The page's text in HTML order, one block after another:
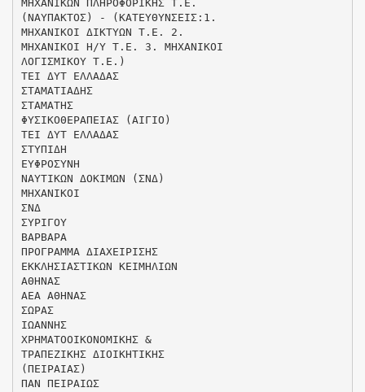
ΜΗΧΑΝΙΚΩΝ ΠΛΗΡΟΦΟΡΙΚΗΣ Τ.Ε.
(ΝΑΥΠΑΚΤΟΣ) - (ΚΑΤΕΥΘΥΝΣΕΙΣ:1.
ΜΗΧΑΝΙΚΟΙ ΔΙΚΤΥΩΝ Τ.Ε. 2.
ΜΗΧΑΝΙΚΟΙ Η/Υ Τ.Ε. 3. ΜΗΧΑΝΙΚΟΙ
ΛΟΓΙΣΜΙΚΟΥ Τ.Ε.)
ΤΕΙ ΔΥΤ ΕΛΛΑΔΑΣ
ΣΤΑΜΑΤΙΑΔΗΣ
ΣΤΑΜΑΤΗΣ
ΦΥΣΙΚΟΘΕΡΑΠΕΙΑΣ (ΑΙΓΙΟ)
ΤΕΙ ΔΥΤ ΕΛΛΑΔΑΣ
ΣΤΥΠΙΔΗ
ΕΥΦΡΟΣΥΝΗ
ΝΑΥΤΙΚΩΝ ΔΟΚΙΜΩΝ (ΣΝΔ)
ΜΗΧΑΝΙΚΟΙ
ΣΝΔ
ΣΥΡΙΓΟΥ
ΒΑΡΒΑΡΑ
ΠΡΟΓΡΑΜΜΑ ΔΙΑΧΕΙΡΙΣΗΣ
ΕΚΚΛΗΣΙΑΣΤΙΚΩΝ ΚΕΙΜΗΛΙΩΝ
ΑΘΗΝΑΣ
ΑΕΑ ΑΘΗΝΑΣ
ΣΩΡΑΣ
ΙΩΑΝΝΗΣ
ΧΡΗΜΑΤΟΟΙΚΟΝΟΜΙΚΗΣ &
ΤΡΑΠΕΖΙΚΗΣ ΔΙΟΙΚΗΤΙΚΗΣ
(ΠΕΙΡΑΙΑΣ)
ΠΑΝ ΠΕΙΡΑΙΩΣ